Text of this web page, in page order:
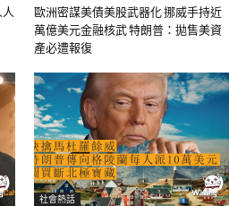
歐洲密謀美債美股武器化 挪威手持近
萬億美元金融核武 特朗普：拋售美資
產必遭報復
社會熱話